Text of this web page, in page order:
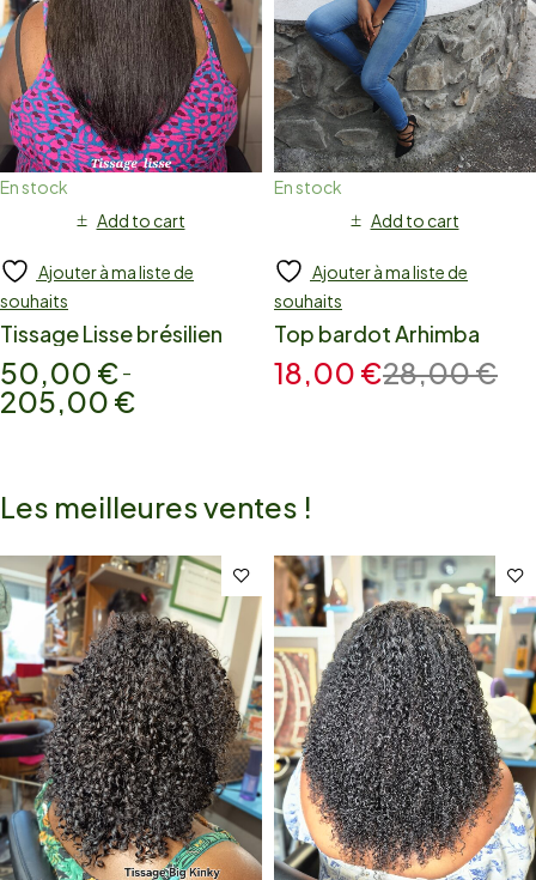
En stock
Add to cart
Ajouter à ma liste de
souhaits
Tissage Lisse brésilien
50,00 € –
205,00 €
En stock
Add to cart
Ajouter à ma liste de
souhaits
Top bardot Arhimba
28,00€
18,00 €
Les meilleures ventes !